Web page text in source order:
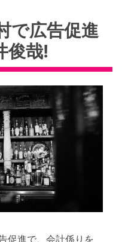
で広告促進
俊哉!
促進で、会計係りを